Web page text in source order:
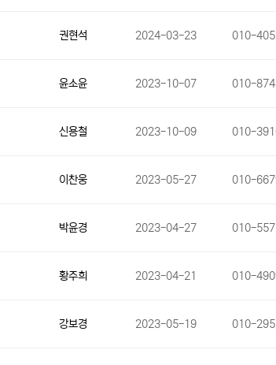
권현석 2024-03-23 010-
윤소윤 2023-10-07 010-
신용철 2023-10-09 010-
이찬웅 2023-05-27 010-
박윤경 2023-04-27 010-
황주희 2023-04-21 010-
강보경 2023-05-19 010-